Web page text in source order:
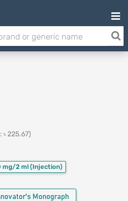
৳ 225.67)
mg/2 ml (Injection)
Monograph